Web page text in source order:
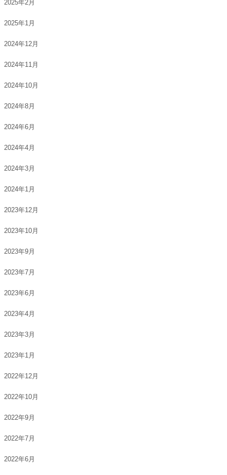
2025年2月
2025年1月
2024年12月
2024年11月
2024年10月
2024年8月
2024年6月
2024年4月
2024年3月
2024年1月
2023年12月
2023年10月
2023年9月
2023年7月
2023年6月
2023年4月
2023年3月
2023年1月
2022年12月
2022年10月
2022年9月
2022年7月
2022年6月